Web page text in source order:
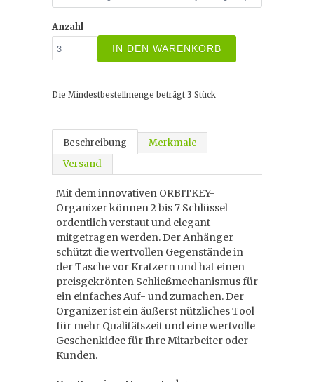
Anzahl
IN DEN WARENKORB
Die Mindestbestellmenge beträgt 3 Stück
Beschreibung
Merkmale
Versand
Mit dem innovativen ORBITKEY-
Organizer können 2 bis 7 Schlüssel
ordentlich verstaut und elegant
mitgetragen werden. Der Anhänger
schützt die wertvollen Gegenstände in
der Tasche vor Kratzern und hat einen
preisgekrönten Schließmechanismus für
ein einfaches Auf- und zumachen. Der
Organizer ist ein äußerst nützliches Tool
für mehr Qualitätszeit und eine wertvolle
Geschenkidee für Ihre Mitarbeiter oder
Kunden.